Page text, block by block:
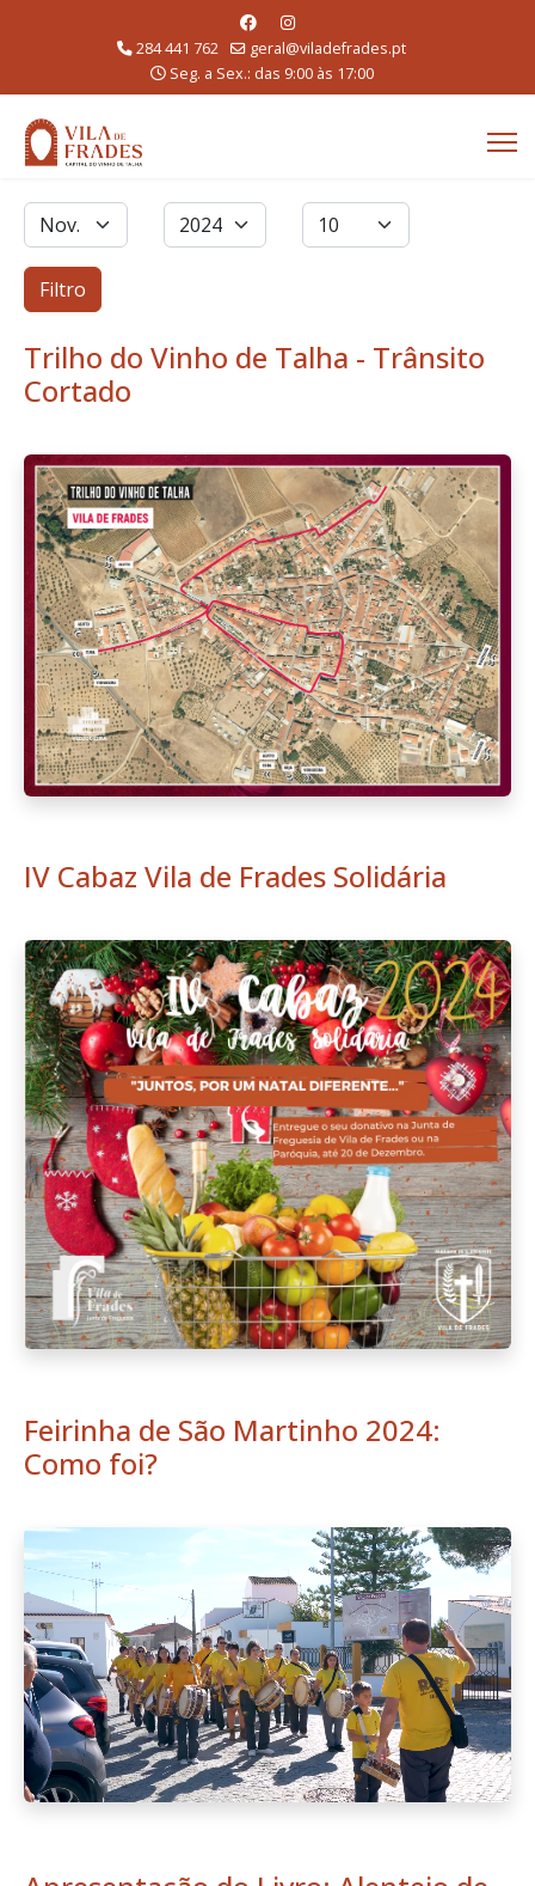
284 441 762
geral@viladefrades.pt
Seg. a Sex.: das 9:00 às 17:00
Filtros
Mês Ano Qtd. a exibir
Filtro
Trilho do Vinho de Talha - Trânsito
Cortado
IV Cabaz Vila de Frades Solidária
Feirinha de São Martinho 2024:
Como foi?